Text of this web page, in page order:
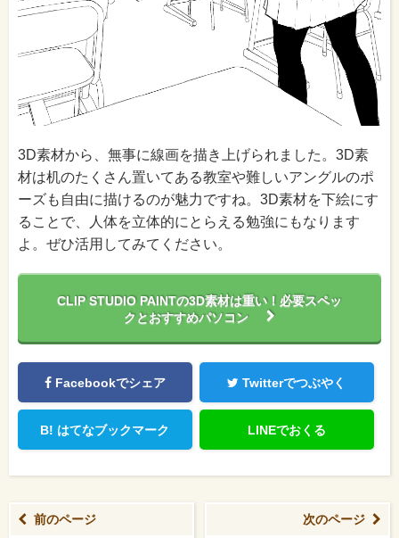
3D素材から、無事に線画を描き上げられました。3D素
材は机のたくさん置いてある教室や難しいアングルのポ
ーズも自由に描けるのが魅力ですね。3D素材を下絵にす
ることで、人体を立体的にとらえる勉強にもなります
よ。ぜひ活用してみてください。
CLIP STUDIO PAINTの3D素材は重い！必要スペッ
クとおすすめパソコン
Facebookでシェア Twitterでつぶやく
B! はてなブックマーク LINEでおくる
前のページ 次のページ